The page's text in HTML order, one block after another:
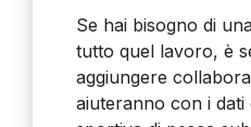
Se hai bisogno di
tutto quel lavoro, è
aggiungere
aiuteranno con i dati